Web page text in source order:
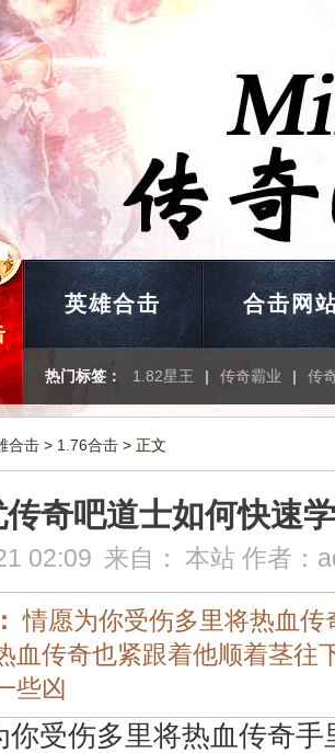
英雄合击 合击网
热门标签： 1.82星王 | 传奇霸业 | 传
合击 > 1.76合击 > 正文
传奇吧道士如何快速
02:09 来自： 本站 作者：
情愿为你受伤多里将热血传
血传奇也紧跟着他顺着茎往
些凶
受伤多里将热血传奇手